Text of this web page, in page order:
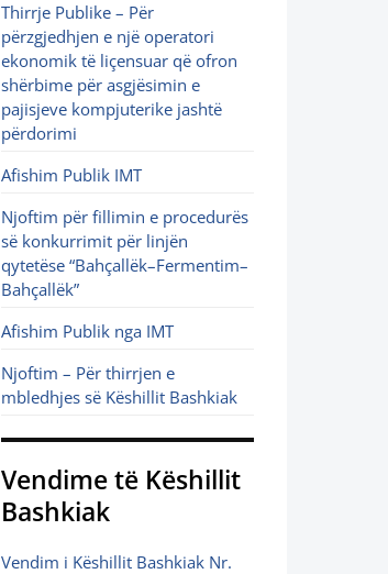
Thirrje Publike – Për
përzgjedhjen e një operatori
ekonomik të liçensuar që ofron
shërbime për asgjësimin e
pajisjeve kompjuterike jashtë
përdorimi
Afishim Publik IMT
Njoftim për fillimin e procedurës
së konkurrimit për linjën
qytetëse “Bahçallëk–Fermentim–
Bahçallëk”
Afishim Publik nga IMT
Njoftim – Për thirrjen e
mbledhjes së Këshillit Bashkiak
Vendime të Këshillit
Bashkiak
Vendim i Këshillit Bashkiak Nr.